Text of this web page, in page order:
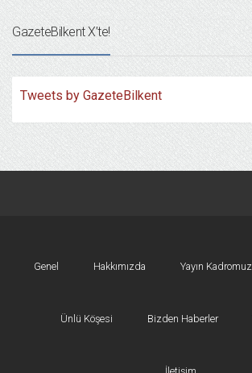
GazeteBilkent X’te!
Tweets by GazeteBilkent
Genel Hakkımızda Yayın Kadromuz
Ünlü Köşesi Bizden Haberler
İletişim